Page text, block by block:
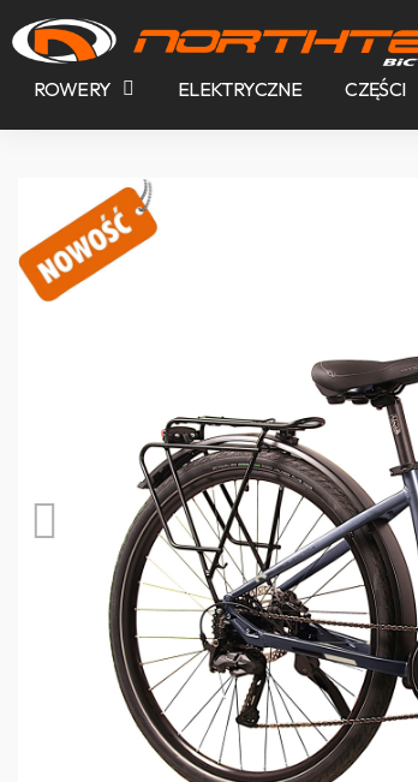
ROWERY ELEKTRYCZNE CZĘŚCI